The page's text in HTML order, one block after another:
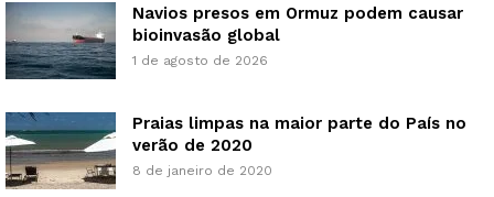
Navios presos em Ormuz podem causar
bioinvasão global
1 de agosto de 2026
Praias limpas na maior parte do País no
verão de 2020
8 de janeiro de 2020